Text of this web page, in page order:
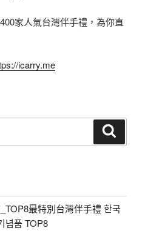
家人氣台灣伴手禮，為你直
icarry.me
最特別台灣伴手禮 한국
념품 TOP8